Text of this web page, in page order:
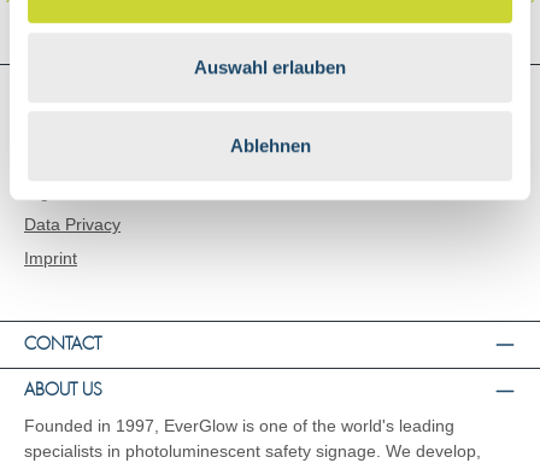
Auswahl erlauben
Ablehnen
General Terms and Conditions
Data Privacy
Imprint
CONTACT
ABOUT US
Founded in 1997, EverGlow is one of the world's leading
specialists in photoluminescent safety signage. We develop,